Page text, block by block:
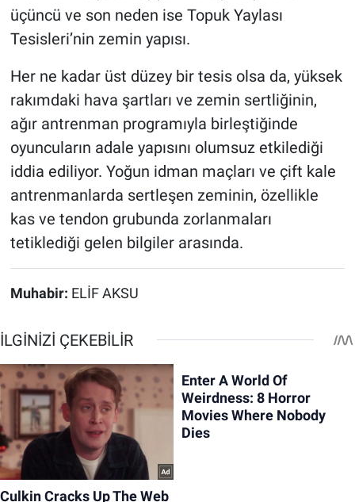
üçüncü ve son neden ise Topuk Yaylası
Tesisleri’nin zemin yapısı.
Her ne kadar üst düzey bir tesis olsa da, yüksek
rakımdaki hava şartları ve zemin sertliğinin,
ağır antrenman programıyla birleştiğinde
oyuncuların adale yapısını olumsuz etkilediği
iddia ediliyor. Yoğun idman maçları ve çift kale
antrenmanlarda sertleşen zeminin, özellikle
kas ve tendon grubunda zorlanmaları
tetiklediği gelen bilgiler arasında.
Muhabir: ELİF AKSU